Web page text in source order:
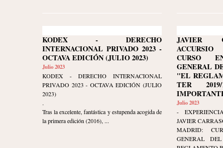
KODEX - DERECHO
INTERNACIONAL PRIVADO 2023 -
OCTAVA EDICIÓN (JULIO 2023)
Julio 2023
KODEX - DERECHO INTERNACIONAL
PRIVADO 2023 - OCTAVA EDICIÓN (JULIO
2023)
.
Tras la excelente, fantástica y estupenda acogida de
la primera edición (2016), ...
JAVIER
CURSO
GENERAL
"EL
TER 2019/
Julio 2023
-
JAVIER
MADRID:
GENERAL